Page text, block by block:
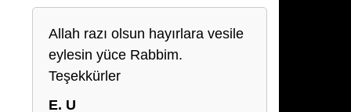
Allah razı olsun hayırlara vesile
eylesin yüce Rabbim.
Teşekkürler
E. U